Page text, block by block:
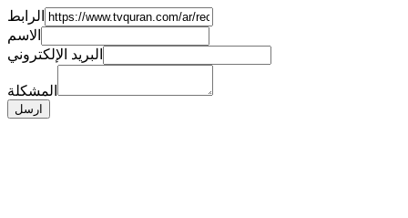
الرابط
الاسم
البريد الإلكتروني
المشكلة
ارسل